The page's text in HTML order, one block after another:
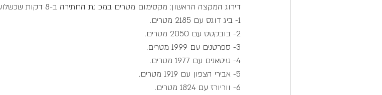
דירוג המקצה הראשון: מקסימום מטרים במכונת החתירה ב-8 דקות שכשלושה שקים חייבים להיות מוחזקים באוויר:
1- ביג דוגס עם 2185 מטרים.
2- בובקטס עם 2050 מטרים.
3- ספרטנים עם 1999 מטרים.
4- טיטאנים עם 1977 מטרים.
5- אבירי הצפון עם 1919 מטרים.
6- ווריורז עם 1824 מטרים.